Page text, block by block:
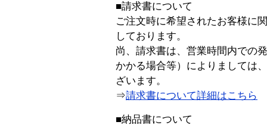
■請求書について
ご注文時に希望されたお客様に
しております。
尚、請求書は、営業時間内での
かかる場合等）によりましては
ざいます。
⇒請求書について詳細はこちら
■納品書について